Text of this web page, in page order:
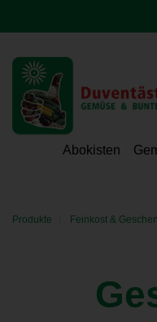
Hoeri - Gemüse
Abokisten
Produkte Feinkost &